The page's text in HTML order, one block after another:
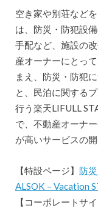
空き家や別荘など
は、防災・防犯設
手配など、施設の
産オーナーにとっ
まえ、防災・防犯
と、民泊に関する
行う楽天LIFULL
で、不動産オーナ
が高いサービスの
【特設ページ】 防
ALSOK – Vacation
【コーポレートサイ